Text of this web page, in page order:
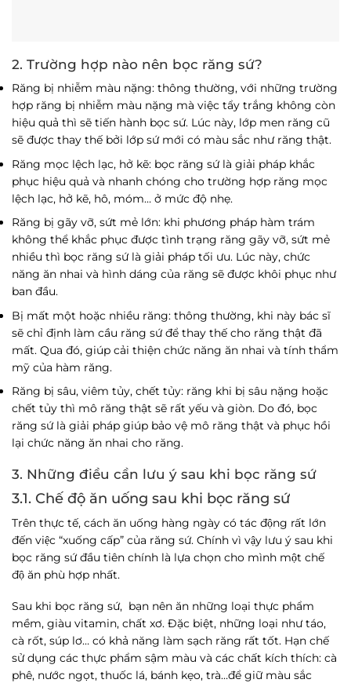
2. Trường hợp nào nên bọc răng sứ?
Răng bị nhiễm màu nặng: thông thường, với những trường
hợp răng bị nhiễm màu nặng mà việc tẩy trắng không còn
hiệu quả thì sẽ tiến hành bọc sứ. Lúc này, lớp men răng cũ
sẽ được thay thế bởi lớp sứ mới có màu sắc như răng thật.
Răng mọc lệch lạc, hở kẽ: bọc răng sứ là giải pháp khắc
phục hiệu quả và nhanh chóng cho trường hợp răng mọc
lệch lạc, hở kẽ, hô, móm… ở mức độ nhẹ.
Răng bị gãy vỡ, sứt mẻ lớn: khi phương pháp hàm trám
không thể khắc phục được tình trạng răng gãy vỡ, sứt mẻ
nhiều thì bọc răng sứ là giải pháp tối ưu. Lúc này, chức
năng ăn nhai và hình dáng của răng sẽ được khôi phục như
ban đầu.
Bị mất một hoặc nhiều răng: thông thường, khi này bác sĩ
sẽ chỉ định làm cầu răng sứ để thay thế cho răng thật đã
mất. Qua đó, giúp cải thiện chức năng ăn nhai và tính thẩm
mỹ của hàm răng.
Răng bị sâu, viêm tủy, chết tủy: răng khi bị sâu nặng hoặc
chết tủy thì mô răng thật sẽ rất yếu và giòn. Do đó, bọc
răng sứ là giải pháp giúp bảo vệ mô răng thật và phục hồi
lại chức năng ăn nhai cho răng.
3. Những điều cần lưu ý sau khi bọc răng sứ
3.1. Chế độ ăn uống sau khi bọc răng sứ
Trên thực tế, cách ăn uống hàng ngày có tác động rất lớn
đến việc “xuống cấp” của răng sứ. Chính vì vậy lưu ý sau khi
bọc răng sứ đầu tiên chính là lựa chọn cho mình một chế
độ ăn phù hợp nhất.
Sau khi bọc răng sứ, bạn nên ăn những loại thực phẩm
mềm, giàu vitamin, chất xơ. Đặc biệt, những loại như táo,
cà rốt, súp lơ… có khả năng làm sạch răng rất tốt. Hạn chế
sử dụng các thực phẩm sậm màu và các chất kích thích: cà
phê, nước ngọt, thuốc lá, bánh kẹo, trà…để giữ màu sắc